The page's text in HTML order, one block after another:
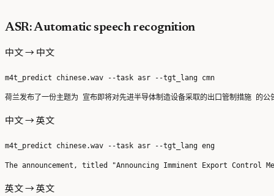
ASR: Automatic speech recognition
中文 → 中文
中文 → 英文
英文 → 英文